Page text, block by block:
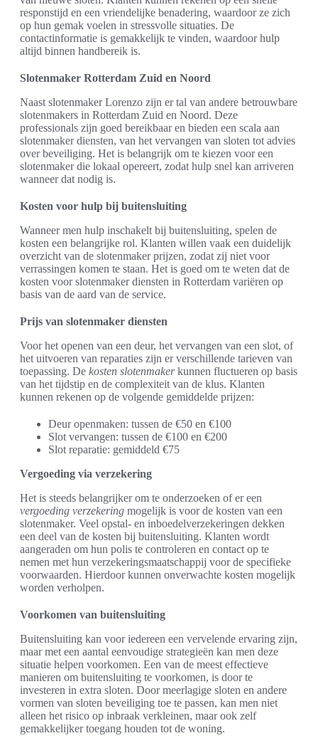
responstijd en een vriendelijke benadering, waardoor ze zich
op hun gemak voelen in stressvolle situaties. De
contactinformatie is gemakkelijk te vinden, waardoor hulp
altijd binnen handbereik is.
Slotenmaker Rotterdam Zuid en Noord
Naast slotenmaker Lorenzo zijn er tal van andere betrouwbare
slotenmakers in Rotterdam Zuid en Noord. Deze
professionals zijn goed bereikbaar en bieden een scala aan
slotenmaker diensten, van het vervangen van sloten tot advies
over beveiliging. Het is belangrijk om te kiezen voor een
slotenmaker die lokaal opereert, zodat hulp snel kan arriveren
wanneer dat nodig is.
Kosten voor hulp bij buitensluiting
Wanneer men hulp inschakelt bij buitensluiting, spelen de
kosten een belangrijke rol. Klanten willen vaak een duidelijk
overzicht van de slotenmaker prijzen, zodat zij niet voor
verrassingen komen te staan. Het is goed om te weten dat de
kosten voor slotenmaker diensten in Rotterdam variëren op
basis van de aard van de service.
Prijs van slotenmaker diensten
Voor het openen van een deur, het vervangen van een slot, of
het uitvoeren van reparaties zijn er verschillende tarieven van
toepassing. De kosten slotenmakerkunnen fluctueren op basis
van het tijdstip en de complexiteit van de klus. Klanten
kunnen rekenen op de volgende gemiddelde prijzen:
Deur openmaken: tussen de €50 en €100
Slot vervangen: tussen de €100 en €200
Slot reparatie: gemiddeld €75
Vergoeding via verzekering
Het is steeds belangrijker om te onderzoeken of er een
vergoeding verzekering mogelijk is voor de kosten van een
slotenmaker. Veel opstal- en inboedelverzekeringen dekken
een deel van de kosten bij buitensluiting. Klanten wordt
aangeraden om hun polis te controleren en contact op te
nemen met hun verzekeringsmaatschappij voor de specifieke
voorwaarden. Hierdoor kunnen onverwachte kosten mogelijk
worden verholpen.
Voorkomen van buitensluiting
Buitensluiting kan voor iedereen een vervelende ervaring zijn,
maar met een aantal eenvoudige strategieën kan men deze
situatie helpen voorkomen. Een van de meest effectieve
manieren om buitensluiting te voorkomen, is door te
investeren in extra sloten. Door meerlagige sloten en andere
vormen van sloten beveiliging toe te passen, kan men niet
alleen het risico op inbraak verkleinen, maar ook zelf
gemakkelijker toegang houden tot de woning.